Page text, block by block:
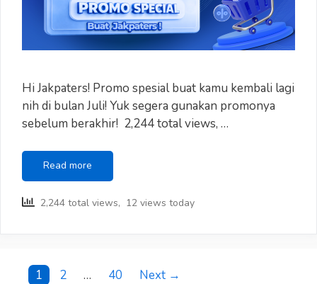
Hi Jakpaters! Promo spesial buat kamu kembali lagi
nih di bulan Juli! Yuk segera gunakan promonya
sebelum berakhir! 2,244 total views, …
Read more
Special
Buat
2,244 total views, 12 views today
Post
1 2 … 40 Next →